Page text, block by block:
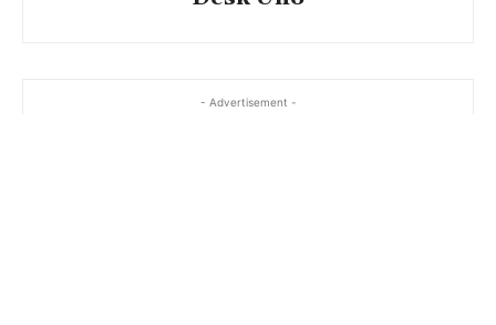
- Advertisement -